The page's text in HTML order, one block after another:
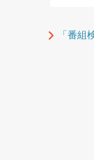
「番組